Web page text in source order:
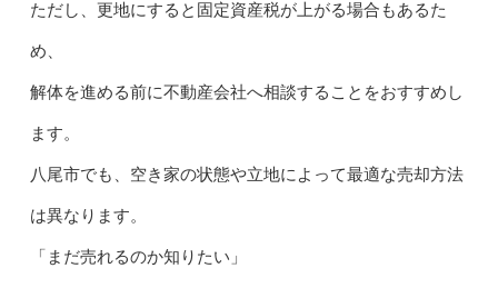
ただし、更地にすると固定資産税が上がる場合もあるた
め、
解体を進める前に不動産会社へ相談することをおすすめし
ます。
八尾市でも、空き家の状態や立地によって最適な売却方法
は異なります。
「まだ売れるのか知りたい」